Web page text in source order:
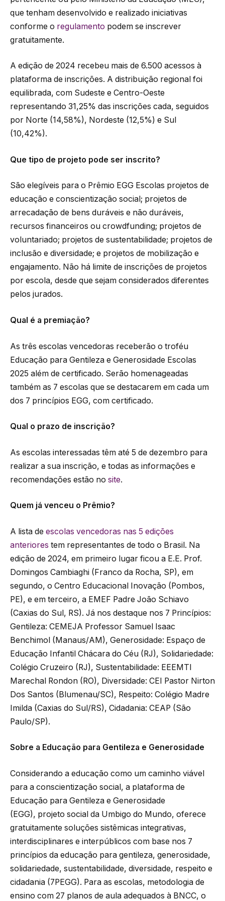
que tenham desenvolvido e realizado iniciativas
conforme o regulamento podem se inscrever
gratuitamente.
A edição de 2024 recebeu mais de 6.500 acessos à
plataforma de inscrições. A distribuição regional foi
equilibrada, com Sudeste e Centro-Oeste
representando 31,25% das inscrições cada, seguidos
por Norte (14,58%), Nordeste (12,5%) e Sul
(10,42%).
Que tipo de projeto pode ser inscrito?
São elegíveis para o Prêmio EGG Escolas projetos de
educação e conscientização social; projetos de
arrecadação de bens duráveis e não duráveis,
recursos financeiros ou crowdfunding; projetos de
voluntariado; projetos de sustentabilidade; projetos de
inclusão e diversidade; e projetos de mobilização e
engajamento. Não há limite de inscrições de projetos
por escola, desde que sejam considerados diferentes
pelos jurados.
Qual é a premiação?
As três escolas vencedoras receberão o troféu
Educação para Gentileza e Generosidade Escolas
2025 além de certificado. Serão homenageadas
também as 7 escolas que se destacarem em cada um
dos 7 princípios EGG, com certificado.
Qual o prazo de inscrição?
As escolas interessadas têm até 5 de dezembro para
realizar a sua inscrição, e todas as informações e
recomendações estão no site.
Quem já venceu o Prêmio?
A lista de escolas vencedoras nas 5 edições
anteriores tem representantes de todo o Brasil. Na
edição de 2024, em primeiro lugar ficou a E.E. Prof.
Domingos Cambiaghi (Franco da Rocha, SP), em
segundo, o Centro Educacional Inovação (Pombos,
PE), e em terceiro, a EMEF Padre João Schiavo
(Caxias do Sul, RS). Já nos destaque nos 7 Princípios:
Gentileza: CEMEJA Professor Samuel Isaac
Benchimol (Manaus/AM), Generosidade: Espaço de
Educação Infantil Chácara do Céu (RJ), Solidariedade:
Colégio Cruzeiro (RJ), Sustentabilidade: EEEMTI
Marechal Rondon (RO), Diversidade: CEI Pastor Nirton
Dos Santos (Blumenau/SC), Respeito: Colégio Madre
Imilda (Caxias do Sul/RS), Cidadania: CEAP (São
Paulo/SP).
Sobre a Educação para Gentileza e Generosidade
Considerando a educação como um caminho viável
para a conscientização social, a plataforma de
Educação para Gentileza e Generosidade
(EGG), projeto social da Umbigo do Mundo, oferece
gratuitamente soluções sistêmicas integrativas,
interdisciplinares e interpúblicos com base nos 7
princípios da educação para gentileza, generosidade,
solidariedade, sustentabilidade, diversidade, respeito e
cidadania (7PEGG). Para as escolas, metodologia de
ensino com 27 planos de aula adequados à BNCC, o